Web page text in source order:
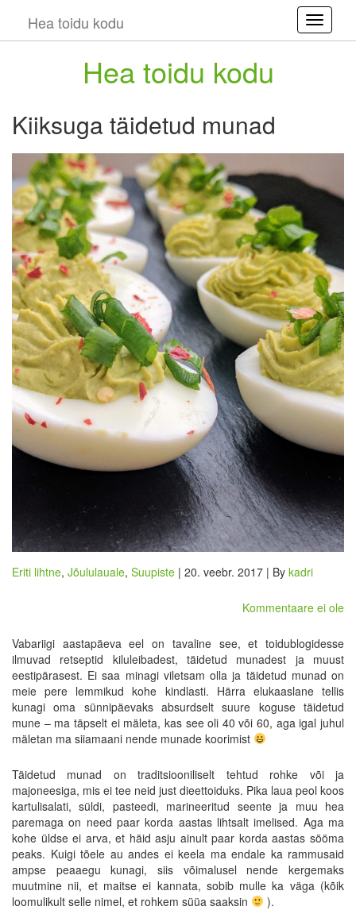
Hea toidu kodu
Hea toidu kodu
Kiiksuga täidetud munad
Eriti lihtne, Jõululauale, Suupiste | 20. veebr. 2017 | By kadri
Kommentaare ei ole
Vabariigi aastapäeva eel on tavaline see, et toidublogidesse
ilmuvad retseptid kiluleibadest, täidetud munadest ja muust
eestipärasest. Ei saa minagi viletsam olla ja täidetud munad on
meie pere lemmikud kohe kindlasti. Härra elukaaslane tellis
kunagi oma sünnipäevaks absurdselt suure koguse täidetud
mune – ma täpselt ei mäleta, kas see oli 40 või 60, aga igal juhul
mäletan ma siiamaani nende munade koorimist
Täidetud munad on traditsiooniliselt tehtud rohke või ja
majoneesiga, mis ei tee neid just dieettoiduks. Pika laua peol koos
kartulisalati, süldi, pasteedi, marineeritud seente ja muu hea
paremaga on need paar korda aastas lihtsalt imelised. Aga ma
kohe üldse ei arva, et häid asju ainult paar korda aastas sööma
peaks. Kuigi tõele au andes ei keela ma endale ka rammusaid
ampse peaaegu kunagi, siis võimalusel nende kergemaks
muutmine nii, et maitse ei kannata, sobib mulle ka väga (kõik
loomulikult selle nimel, et rohkem süüa saaksin
).